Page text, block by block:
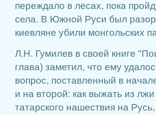
переждало в лесах, пока
села. В Южной Руси был
киевляне убили монгольских
Л.Н. Гумилев в своей книге
глава) заметил, что ему
вопрос, поставленный в
и на второй: как выжать из
татарского нашествия на